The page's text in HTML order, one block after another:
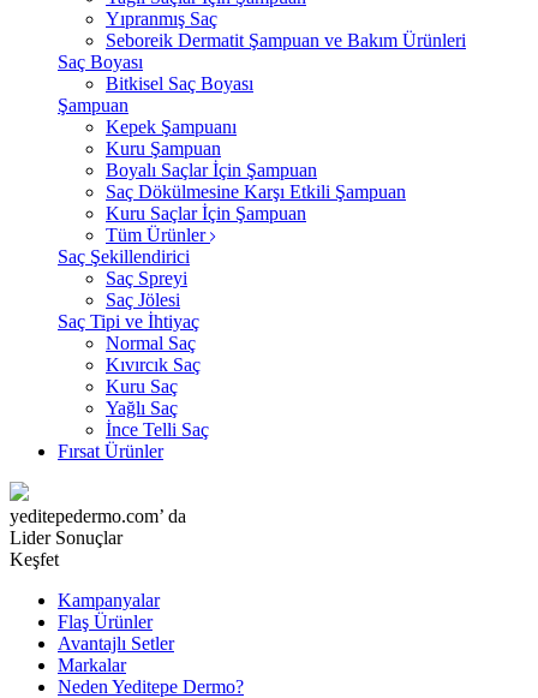
Yıpranmış Saç
Seboreik Dermatit Şampuan ve Bakım Ürünleri
Saç Boyası
Bitkisel Saç Boyası
Şampuan
Kepek Şampuanı
Kuru Şampuan
Boyalı Saçlar İçin Şampuan
Saç Dökülmesine Karşı Etkili Şampuan
Kuru Saçlar İçin Şampuan
Tüm Ürünler
Saç Şekillendirici
Saç Spreyi
Saç Jölesi
Saç Tipi ve İhtiyaç
Normal Saç
Kıvırcık Saç
Kuru Saç
Yağlı Saç
İnce Telli Saç
Fırsat Ürünler
yeditepedermo.com’ da
Lider Sonuçlar
Keşfet
Kampanyalar
Flaş Ürünler
Avantajlı Setler
Markalar
Neden Yeditepe Dermo?